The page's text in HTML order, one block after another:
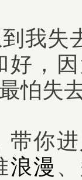
我失
好，
怕失
带你
浪漫